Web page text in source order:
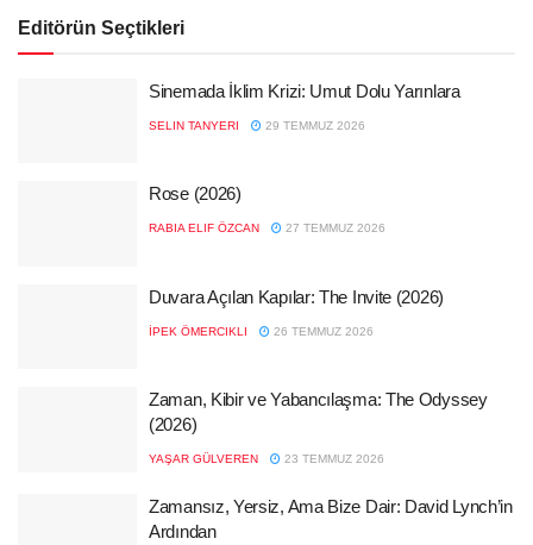
Editörün Seçtikleri
Sinemada İklim Krizi: Umut Dolu Yarınlara
SELIN TANYERI 29 TEMMUZ 2026
Rose (2026)
RABIA ELIF ÖZCAN 27 TEMMUZ 2026
Duvara Açılan Kapılar: The Invite (2026)
İPEK ÖMERCIKLI 26 TEMMUZ 2026
Zaman, Kibir ve Yabancılaşma: The Odyssey
(2026)
YAŞAR GÜLVEREN 23 TEMMUZ 2026
Zamansız, Yersiz, Ama Bize Dair: David Lynch’in
Ardından